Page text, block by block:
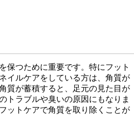
保つために重要です。特にフット
イルケアをしている方は、角質が
質が蓄積すると、足元の見た目が
トラブルや臭いの原因にもなりま
ットケアで角質を取り除くことが